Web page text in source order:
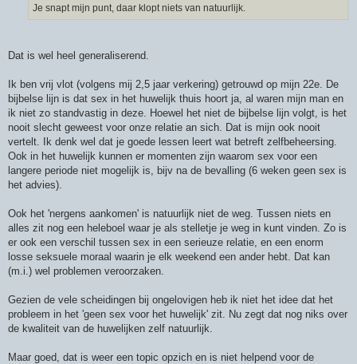
Je snapt mijn punt, daar klopt niets van natuurlijk.
Dat is wel heel generaliserend.
Ik ben vrij vlot (volgens mij 2,5 jaar verkering) getrouwd op mijn 22e. De
bijbelse lijn is dat sex in het huwelijk thuis hoort ja, al waren mijn man en
ik niet zo standvastig in deze. Hoewel het niet de bijbelse lijn volgt, is het
nooit slecht geweest voor onze relatie an sich. Dat is mijn ook nooit
vertelt. Ik denk wel dat je goede lessen leert wat betreft zelfbeheersing.
Ook in het huwelijk kunnen er momenten zijn waarom sex voor een
langere periode niet mogelijk is, bijv na de bevalling (6 weken geen sex is
het advies).
Ook het 'nergens aankomen' is natuurlijk niet de weg. Tussen niets en
alles zit nog een heleboel waar je als stelletje je weg in kunt vinden. Zo is
er ook een verschil tussen sex in een serieuze relatie, en een enorm
losse seksuele moraal waarin je elk weekend een ander hebt. Dat kan
(m.i.) wel problemen veroorzaken.
Gezien de vele scheidingen bij ongelovigen heb ik niet het idee dat het
probleem in het 'geen sex voor het huwelijk' zit. Nu zegt dat nog niks over
de kwaliteit van de huwelijken zelf natuurlijk.
Maar goed, dat is weer een topic opzich en is niet helpend voor de